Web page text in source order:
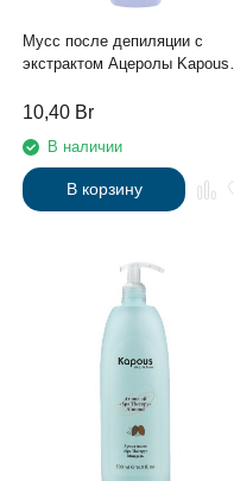
Мусс после депиляции с
экстрактом Ацеролы Kapous,
10,40 Br
В наличии
В корзину